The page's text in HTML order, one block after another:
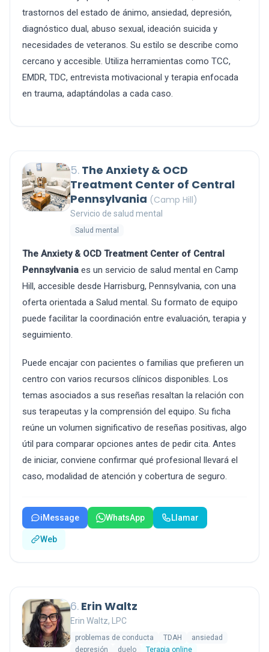
trastornos del estado de ánimo, ansiedad, depresión,
diagnóstico dual, abuso sexual, ideación suicida y
necesidades de veteranos. Su estilo se describe como
cercano y accesible. Utiliza herramientas como TCC,
EMDR, TDC, entrevista motivacional y terapia enfocada
en trauma, adaptándolas a cada caso.
5. The Anxiety & OCD
Treatment Center of Central
Pennsylvania (Camp Hill)
Servicio de salud mental
Salud mental
The Anxiety & OCD Treatment Center of Central
Pennsylvania es un servicio de salud mental en Camp
Hill, accesible desde Harrisburg, Pennsylvania, con una
oferta orientada a Salud mental. Su formato de equipo
puede facilitar la coordinación entre evaluación, terapia y
seguimiento.
Puede encajar con pacientes o familias que prefieren un
centro con varios recursos clínicos disponibles. Los
temas asociados a sus reseñas resaltan la relación con
sus terapeutas y la comprensión del equipo. Su ficha
reúne un volumen significativo de reseñas positivas, algo
útil para comparar opciones antes de pedir cita. Antes
de iniciar, conviene confirmar qué profesional llevará el
caso, modalidad de atención y cobertura de seguro.
iMessage WhatsApp Llamar
Web
6. Erin Waltz
Erin Waltz, LPC
problemas de conducta TDAH
ansiedad
depresión
duelo
Terapia online